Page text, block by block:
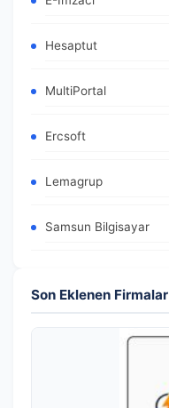
Hesaptut
MultiPortal
Ercsoft
Lemagrup
Samsun Bilgisayar
Son Eklenen Firmalar